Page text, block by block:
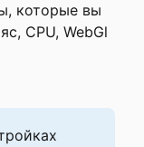
которые вы
CPU, WebGl